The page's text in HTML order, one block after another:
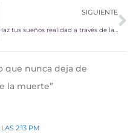
SIGUIENTE
Haz tus sueños realidad a través de la Sesión Personalizada de IRB
que nunca deja de
la muerte”
2:13 PM